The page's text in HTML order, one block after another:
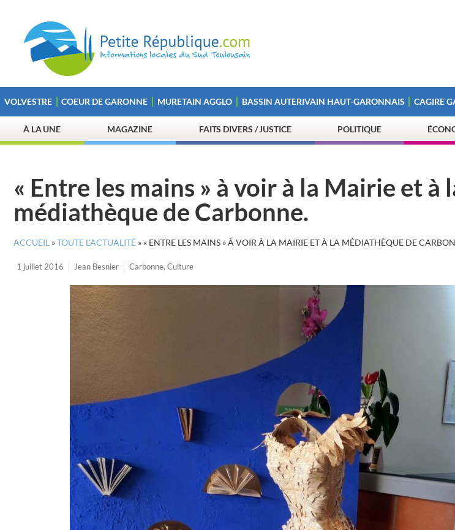
VOLVESTRE COEUR DE GARONNE MURETAIN AGGLO BASSIN AUTERIVAIN HAUT-GARONNAIS CAGIRE
À LA UNE MAGAZINE FAITS DIVERS / JUSTICE POLITIQUE
« Entre les mains » à voir à la Mairie et à
médiathèque de Carbonne.
ACCUEIL »TOUTE L’ACTUALITÉ » « ENTRE LES MAINS » À VOIR À LA MAIRIE ET À LA MÉDIATHÈQUE DE
1 juillet 2016 Jean Besnier Carbonne, Culture